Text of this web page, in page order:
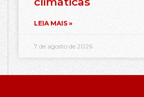
LEIA MAIS »
7 de agosto de 2026